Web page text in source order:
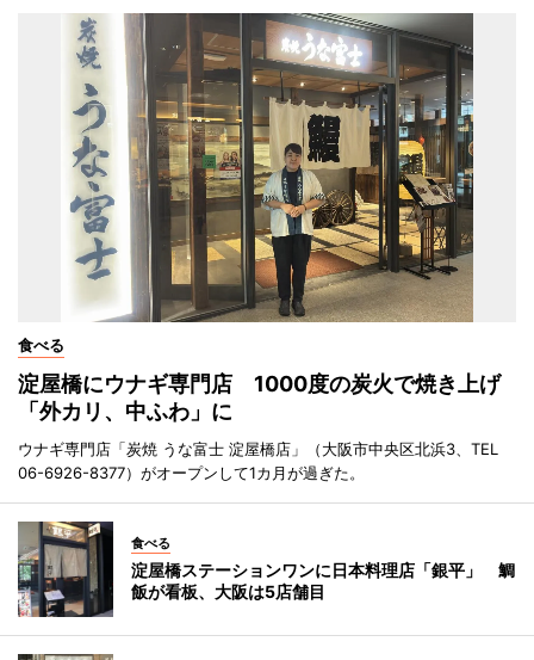
食べる
淀屋橋にウナギ専門店 1000度の炭火で焼き上げ
「外カリ、中ふわ」に
ウナギ専門店「炭焼 うな富士 淀屋橋店」（大阪市中央区北浜3、TEL
06-6926-8377）がオープンして1カ月が過ぎた。
食べる
淀屋橋ステーションワンに日本料理店「銀平」 鯛
飯が看板、大阪は5店舗目